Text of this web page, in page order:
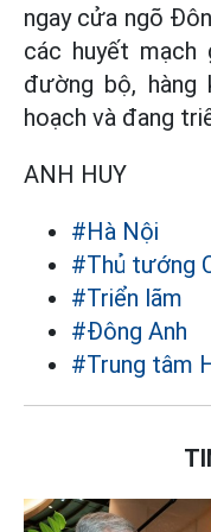
ngay cửa ngõ
các huyết mạch
đường bộ,
hoạch và đang
ANH HUY
#Hà Nội
#Thủ tướng
#Triển lãm
#Đông Anh
#Trung tâm